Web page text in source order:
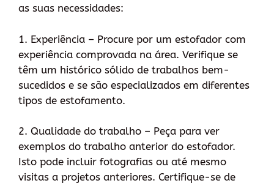
as suas necessidades:
1. Experiência – Procure por um estofador com
experiência comprovada na área. Verifique se
têm um histórico sólido de trabalhos bem-
sucedidos e se são especializados em diferentes
tipos de estofamento.
2. Qualidade do trabalho – Peça para ver
exemplos do trabalho anterior do estofador.
Isto pode incluir fotografias ou até mesmo
visitas a projetos anteriores. Certifique-se de